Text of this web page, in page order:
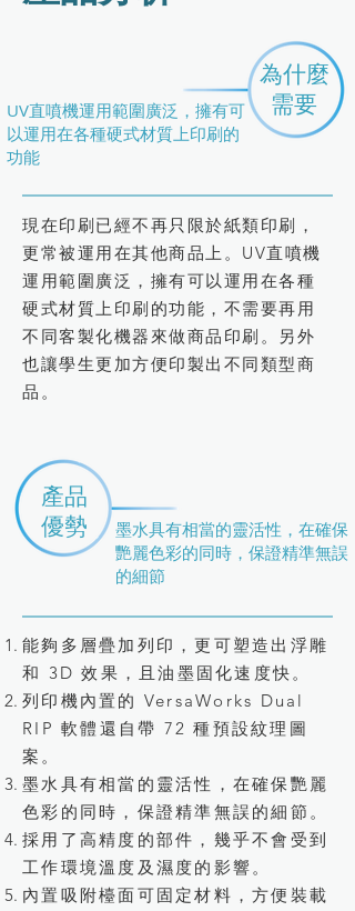
UV直噴機運用範圍廣泛，擁有可
以運用在各種硬式材質上印刷的
功能
為什麼
需要
現在印刷已經不再只限於紙類印刷，
更常被運用在其他商品上。UV直噴機
運用範圍廣泛，擁有可以運用在各種
硬式材質上印刷的功能，不需要再用
不同客製化機器來做商品印刷。另外
也讓學生更加方便印製出不同類型商
品。
墨水具有相當的靈活性，在確保
艷麗色彩的同時，保證精準無誤
的細節
產品
優勢
能夠多層疊加列印，更可塑造出浮雕
和 3D 效果，且油墨固化速度快。
列印機內置的 VersaWorks Dual
RIP 軟體還自帶 72 種預設紋理圖
案。
墨水具有相當的靈活性，在確保艷麗
色彩的同時，保證精準無誤的細節。
採用了高精度的部件，幾乎不會受到
工作環境溫度及濕度的影響。
內置吸附檯面可固定材料，方便裝載